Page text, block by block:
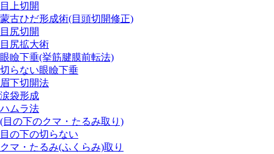
目上切開
蒙古ひだ形成術(目頭切開修正)
目尻切開
目尻拡大術
眼瞼下垂(挙筋腱膜前転法)
切らない眼瞼下垂
眉下切開法
涙袋形成
ハムラ法
(目の下のクマ・たるみ取り)
目の下の切らない
クマ・たるみ(ふくらみ)取り